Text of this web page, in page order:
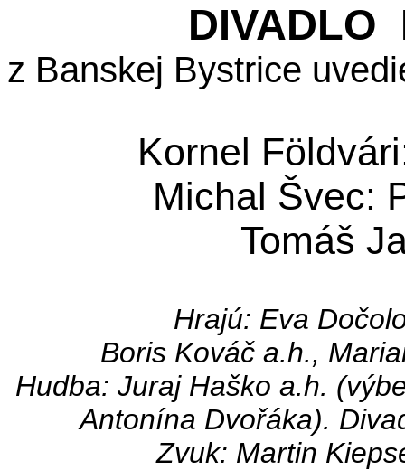
DIVADLO
z Banskej Bystrice
Kornel
Michal Švec:
Tomáš
Hrajú: Eva
Boris Kováč a.h.,
Hudba: Juraj Haško a.h.
Antonína Dvořáka).
Zvuk: Martin